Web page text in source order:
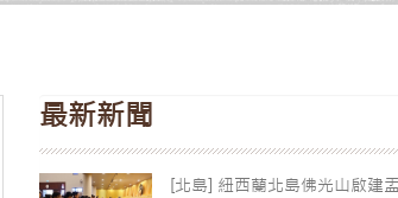
最新新聞
[北島] 紐西蘭北島佛光山啟建